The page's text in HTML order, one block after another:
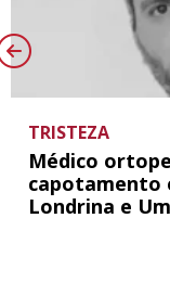
TRISTEZA
Médico
capotamento
Londrina e